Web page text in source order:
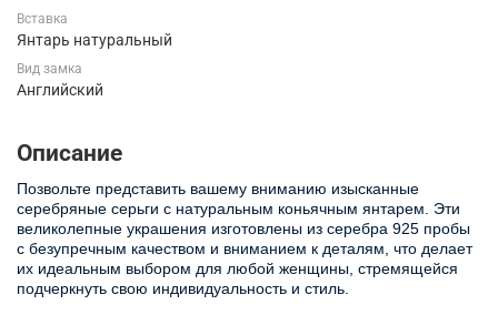
Вставка
Янтарь натуральный
Вид замка
Английский
Описание
Позвольте представить вашему вниманию изысканные
серебряные серьги с натуральным коньячным янтарем. Эти
великолепные украшения изготовлены из серебра 925 пробы
с безупречным качеством и вниманием к деталям, что делает
их идеальным выбором для любой женщины, стремящейся
подчеркнуть свою индивидуальность и стиль.